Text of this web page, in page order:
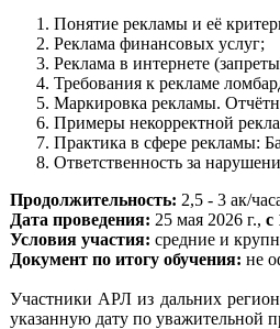
Понятие рекламы и её
Реклама финансовых услуг;
Реклама в интернете
Требования к рекламе
Маркировка рекламы.
Примеры некорректной
Практика в сфере рекламы:
Ответственность за
Продолжительность: 2,5 - 3 ак/
Дата проведения: 25 мая 2026 г., с
Условия участия: средние и
Документ по итогу обучения: не
Участники АРЛ из дальних
указанную дату по уважительной